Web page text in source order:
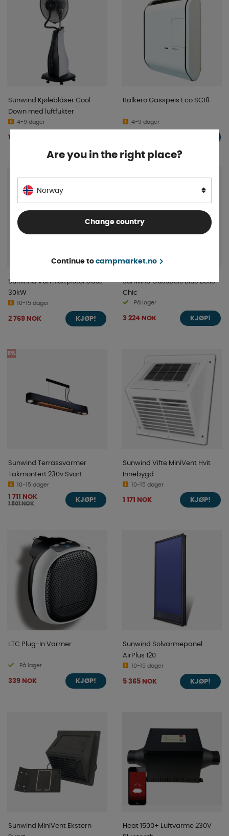
Sunwind Kjøleblåser Cool
Down med luftfukter
4-9 dager
1 999 NOK
Italkero Gasspeis Eco SC18
4-9 dager
Sunwind Varmluftpistol Gass
30kW
10-15 dager
2 769 NOK KJØP!
Sunwind Gasspeis Blue Belle
Chic
På lager
3 224 NOK KJØP!
5%
Sunwind Terrassvarmer
Takmontert 230v Svart
10-15 dager
1 711 NOK
1 801 NOK
KJØP!
Sunwind Vifte MiniVent Hvit
Innebygd
10-15 dager
1 171 NOK KJØP!
LTC Plug-In Varmer
På lager
339 NOK KJØP!
Sunwind Solvarmepanel
AirPlus 120
10-15 dager
5 365 NOK KJØP!
Sunwind MiniVent Ekstern
Heat 1500+ Luftvarme 230V
Are you in the right place?
Norway
Change country
Continue to campmarket.no